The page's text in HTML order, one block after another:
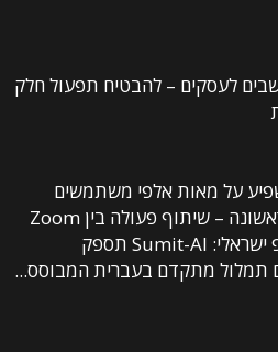
לעסקים – להבטיח תפעול חלק
על מאות אלפי משתמשים
בישראל: לראשונה – שיתוף פעולה בין Zoom
וסטארט-אפ ישראלי: Sumit-AI תספק
מתקדם בעברית המבוסס...